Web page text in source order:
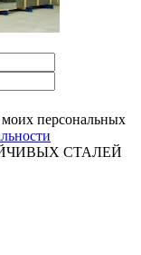
персональных
СТАЛЕЙ